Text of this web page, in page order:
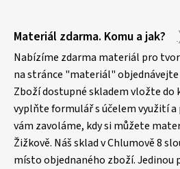
Materiál zdarma. Komu a jak?
Nabízíme zdarma materiál pro
na stránce "materiál" objednávejte
Zboží dostupné skladem vložte do
vyplňte formulář s účelem využití a
vám zavoláme, kdy si můžete
Žižkově. Náš sklad v Chlumově 8
místo objednaného zboží. Jedinou